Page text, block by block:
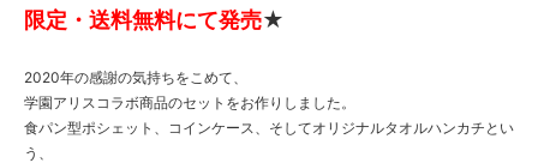
限定・送料無料にて発売★
2020年の感謝の気持ちをこめて、
学園アリスコラボ商品のセットをお作りしました。
食パン型ポシェット、コインケース、そしてオリジナルタオルハンカチとい
う、